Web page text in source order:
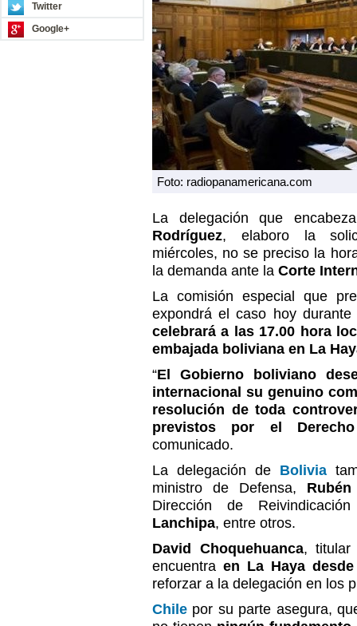
Twitter
Google+
Foto: radiopanamericana.com
La delegación que
Rodríguez, elaboro la
miércoles, no se preciso la
la demanda ante la Corte
La comisión especial que
expondrá el caso hoy
celebrará a las 17.00 hora
embajada boliviana en La
“El Gobierno boliviano
internacional su genuino
resolución de toda
previstos por el Derecho
comunicado.
La delegación de Bolivia
ministro de Defensa,
Dirección de
Lanchipa, entre otros.
David Choquehuanca, titular
encuentra en La Haya
reforzar a la delegación en los
Chile por su parte asegura,